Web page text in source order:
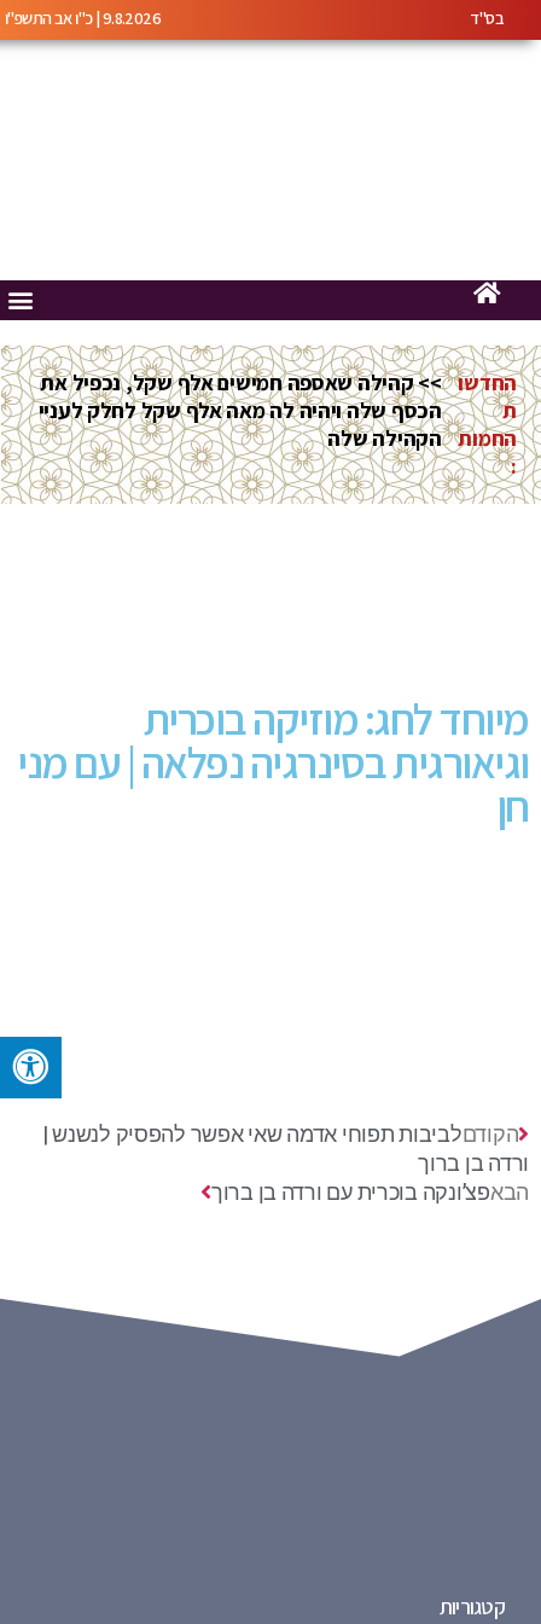
בס"ד 9.8.2026 | כ"ו אב התשפ"ו
החדשו
ת
החמות
:
>> קהילה שאספה חמישים אלף שקל, נכפיל את
הכסף שלה ויהיה לה מאה אלף שקל לחלק לעניי
הקהילה שלה
מיוחד לחג: מוזיקה בוכרית
וגיאורגית בסינרגיה נפלאה | עם מני
חן
הקודםלביבות תפוחי אדמה שאי אפשר להפסיק לנשנש |
ורדה בן ברוך
הבאפצ’ונקה בוכרית עם ורדה בן ברוך
קטגוריות